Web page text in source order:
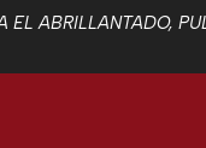
EL ABRILLANTADO,